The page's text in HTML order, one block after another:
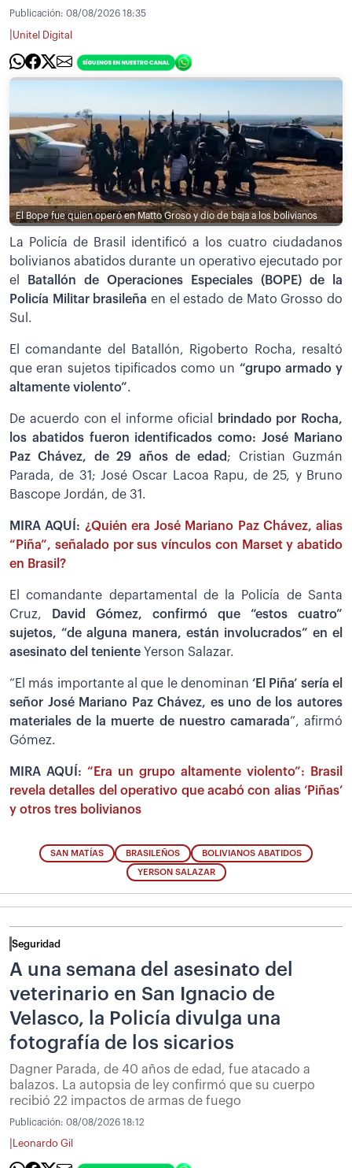
Publicación: 08/08/2026 18:35
Unitel Digital
El Bope fue quien operó en Matto Groso y dio de baja a los bolivianos
La Policía de Brasil identificó a los cuatro ciudadanos
bolivianos abatidos durante un operativo ejecutado por
el
Batallón de Operaciones Especiales (BOPE) de la
Policía Militar brasileña en el estado de Mato Grosso do
Sul.
El comandante del Batallón, Rigoberto Rocha, resaltó
que eran sujetos tipificados como un “grupo armado y
altamente violento”.
De acuerdo con el informe oficial
brindado por Rocha,
los abatidos fueron identificados como: José Mariano
Paz Chávez, de 29 años de edad ; Cristian Guzmán
Parada, de 31; José Oscar Lacoa Rapu, de 25, y Bruno
Bascope Jordán, de 31.
MIRA AQUÍ: ¿Quién era José Mariano Paz Chávez, alias
“Piña”, señalado por sus vínculos con Marset y abatido
en Brasil?
El comandante departamental de la Policía de Santa
Cruz, David Gómez, confirmó que “estos cuatro”
sujetos, “de alguna manera, están involucrados” en el
asesinato del teniente Yerson Salazar.
“El más importante al que le denominan‘El Piña’ sería el
señor José Mariano Paz Chávez, es uno de los autores
materiales de la muerte de nuestro camarada”, afirmó
Gómez.
MIRA AQUÍ: “Era un grupo altamente violento”: Brasil
revela detalles del operativo que acabó con alias ‘Piñas’
y otros tres bolivianos
SAN MATÍAS BRASILEÑOS BOLIVIANOS ABATIDOS
YERSON SALAZAR
Seguridad
A una semana del asesinato del
veterinario en San Ignacio de
Velasco, la Policía divulga una
fotografía de los sicarios
Dagner Parada, de 40 años de edad, fue atacado a
balazos. La autopsia de ley confirmó que su cuerpo
recibió 22 impactos de armas de fuego
Publicación: 08/08/2026 18:12
Leonardo Gil